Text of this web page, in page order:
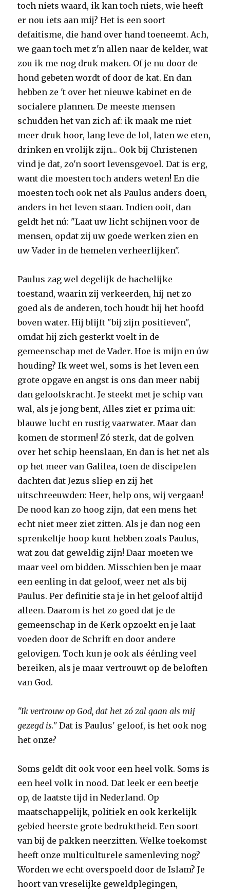
toch niets waard, ik kan toch niets, wie heeft
er nou iets aan mij? Het is een soort
defaitisme, die hand over hand toeneemt. Ach,
we gaan toch met z'n allen naar de kelder, wat
zou ik me nog druk maken. Of je nu door de
hond gebeten wordt of door de kat. En dan
hebben ze 't over het nieuwe kabinet en de
socialere plannen. De meeste mensen
schudden het van zich af: ik maak me niet
meer druk hoor, lang leve de lol, laten we eten,
drinken en vrolijk zijn... Ook bij Christenen
vind je dat, zo'n soort levensgevoel. Dat is erg,
want die moesten toch anders weten! En die
moesten toch ook net als Paulus anders doen,
anders in het leven staan. Indien ooit, dan
geldt het nú: "Laat uw licht schijnen voor de
mensen, opdat zij uw goede werken zien en
uw Vader in de hemelen verheerlijken".
Paulus zag wel degelijk de hachelijke
toestand, waarin zij verkeerden, hij net zo
goed als de anderen, toch houdt hij het hoofd
boven water. Hij blijft "bij zijn positieven",
omdat hij zich gesterkt voelt in de
gemeenschap met de Vader. Hoe is mijn en úw
houding? Ik weet wel, soms is het leven een
grote opgave en angst is ons dan meer nabij
dan geloofskracht. Je steekt met je schip van
wal, als je jong bent, Alles ziet er prima uit:
blauwe lucht en rustig vaarwater. Maar dan
komen de stormen! Zó sterk, dat de golven
over het schip heenslaan, En dan is het net als
op het meer van Galilea, toen de discipelen
dachten dat Jezus sliep en zij het
uitschreeuwden: Heer, help ons, wij vergaan!
De nood kan zo hoog zijn, dat een mens het
echt niet meer ziet zitten. Als je dan nog een
sprenkeltje hoop kunt hebben zoals Paulus,
wat zou dat geweldig zijn! Daar moeten we
maar veel om bidden. Misschien ben je maar
een eenling in dat geloof, weer net als bij
Paulus. Per definitie sta je in het geloof altijd
alleen. Daarom is het zo goed dat je de
gemeenschap in de Kerk opzoekt en je laat
voeden door de Schrift en door andere
gelovigen. Toch kun je ook als éénling veel
bereiken, als je maar vertrouwt op de beloften
van God.
"Ik vertrouw op God, dat het zó zal gaan als mij
gezegd is." Dat is Paulus' geloof, is het ook nog
het onze?
Soms geldt dit ook voor een heel volk. Soms is
een heel volk in nood. Dat leek er een beetje
op, de laatste tijd in Nederland. Op
maatschappelijk, politiek en ook kerkelijk
gebied heerste grote bedruktheid. Een soort
van bij de pakken neerzitten. Welke toekomst
heeft onze multiculturele samenleving nog?
Worden we echt overspoeld door de Islam? Je
hoort van vreselijke geweldplegingen,